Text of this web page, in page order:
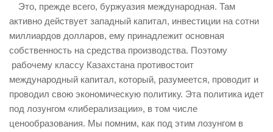
Это, прежде всего, буржуазия международная. Там
активно действует западный капитал, инвестиции на сотни
миллиардов долларов, ему принадлежит основная
собственность на средства производства. Поэтому
рабочему классу Казахстана противостоит
международный капитал, который, разумеется, проводит и
проводил свою экономическую политику. Эта политика идет
под лозунгом «либерализации», в том числе
ценообразования. Мы помним, как под этим лозунгом в